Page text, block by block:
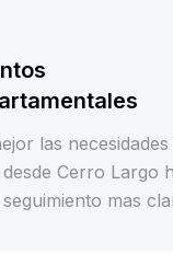
las necesidades
Cerro Largo
mas